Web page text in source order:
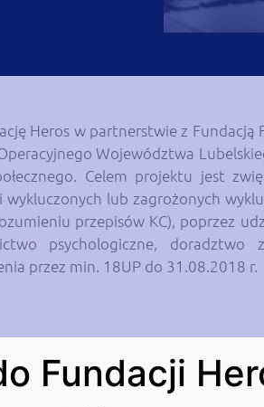
Heros w partnerstwie z Fundacją
Województwa
Celem projektu jest
lub zagrożonych
przepisów KC), poprzez
psychologiczne,
przez min. 18UP do 31.08.2018 r.
ubóstwem lub zagrożone
z dnia 27 sierpnia 1997 r.
Fundacji